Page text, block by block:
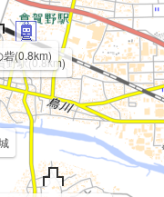
野駅(0.8km)
砦(0.8km)